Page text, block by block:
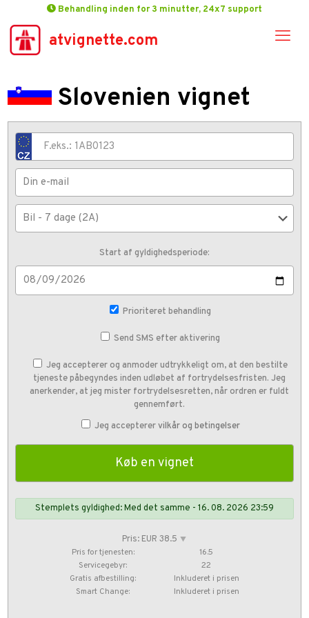
Behandling inden for 3 minutter, 24x7 support
atvignette.com
Slovenien vignet
Start af gyldighedsperiode:
Prioriteret behandling
Send SMS efter aktivering
Jeg accepterer og anmoder udtrykkeligt om, at den bestilte
tjeneste påbegyndes inden udløbet af fortrydelsesfristen. Jeg
anerkender, at jeg mister fortrydelsesretten, når ordren er fuldt
gennemført.
Jeg accepterervilkår og betingelser
Stemplets gyldighed: Med det samme - 16. 08. 2026 23:59
Pris: EUR 38.5 ⯆
Pris for tjenesten:
16.5
Servicegebyr:
22
Gratis afbestilling:
Inkluderet i prisen
Smart Change:
Inkluderet i prisen